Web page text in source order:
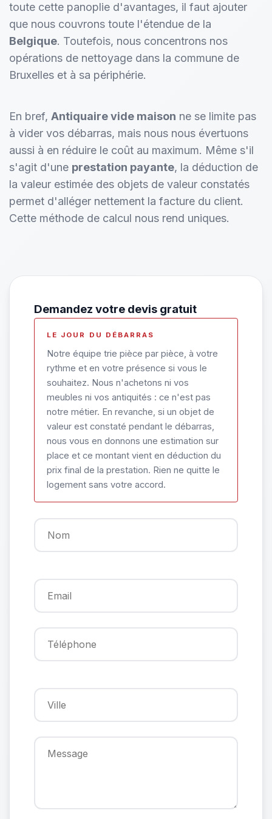
toute cette panoplie d'avantages, il faut ajouter
que nous couvrons toute l'étendue de la
Belgique. Toutefois, nous concentrons nos
opérations de nettoyage dans la commune de
Bruxelles et à sa périphérie.
En bref, Antiquaire vide maison ne se limite pas
à vider vos débarras, mais nous nous évertuons
aussi à en réduire le coût au maximum. Même s'il
s'agit d'une prestation payante, la déduction de
la valeur estimée des objets de valeur constatés
permet d'alléger nettement la facture du client.
Cette méthode de calcul nous rend uniques.
Demandez votre devis gratuit
LE JOUR DU DÉBARRAS
Notre équipe trie pièce par pièce, à votre
rythme et en votre présence si vous le
souhaitez. Nous n'achetons ni vos
meubles ni vos antiquités : ce n'est pas
notre métier. En revanche, si un objet de
valeur est constaté pendant le débarras,
nous vous en donnons une estimation sur
place et ce montant vient en déduction du
prix final de la prestation. Rien ne quitte le
logement sans votre accord.